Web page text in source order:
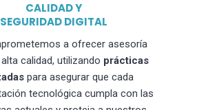
CALIDAD Y
SEGURIDAD DIGITAL
a ofrecer asesoría
calidad, utilizando prácticas
para asegurar que cada
tecnológica cumpla con las